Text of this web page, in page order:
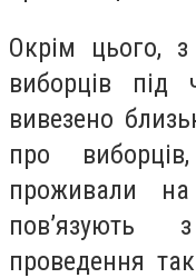
Окрім цього, з
виборців під
вивезено
про
проживали на
пов’язують
проведення